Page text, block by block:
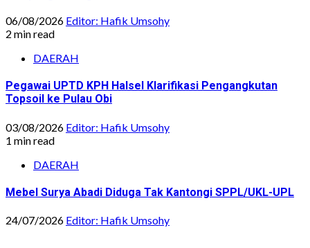
06/08/2026 Editor: Hafik Umsohy
2 min read
DAERAH
Pegawai UPTD KPH Halsel Klarifikasi Pengangkutan
Topsoil ke Pulau Obi
03/08/2026 Editor: Hafik Umsohy
1 min read
DAERAH
Mebel Surya Abadi Diduga Tak Kantongi SPPL/UKL-UPL
24/07/2026 Editor: Hafik Umsohy